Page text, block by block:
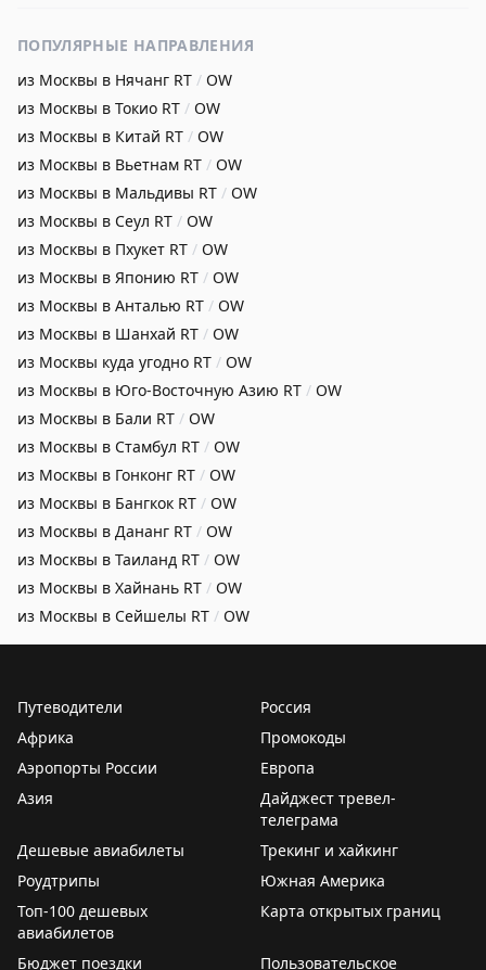
ПОПУЛЯРНЫЕ НАПРАВЛЕНИЯ
из Москвы в Нячанг RT / OW
из Москвы в Токио RT / OW
из Москвы в Китай RT / OW
из Москвы в Вьетнам RT / OW
из Москвы в Мальдивы RT / OW
из Москвы в Сеул RT / OW
из Москвы в Пхукет RT / OW
из Москвы в Японию RT / OW
из Москвы в Анталью RT / OW
из Москвы в Шанхай RT / OW
из Москвы куда угодно RT / OW
из Москвы в Юго-Восточную Азию RT / OW
из Москвы в Бали RT / OW
из Москвы в Стамбул RT / OW
из Москвы в Гонконг RT / OW
из Москвы в Бангкок RT / OW
из Москвы в Дананг RT / OW
из Москвы в Таиланд RT / OW
из Москвы в Хайнань RT / OW
из Москвы в Сейшелы RT / OW
Путеводители
Россия
Африка
Промокоды
Аэропорты России
Европа
Азия
Дайджест тревел-
телеграма
Дешевые авиабилеты
Трекинг и хайкинг
Роудтрипы
Южная Америка
Топ-100 дешевых
авиабилетов
Карта открытых границ
Бюджет поездки Пользовательское